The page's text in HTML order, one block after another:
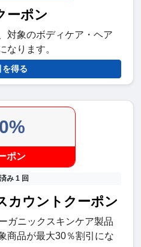
ーポン
対象のボディケア・ヘア
なります。
を得る
ポン
み 1 回
カウントクーポン
ガニックスキンケア製品
商品が最大30％割引にな